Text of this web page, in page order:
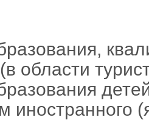
области
иностранного